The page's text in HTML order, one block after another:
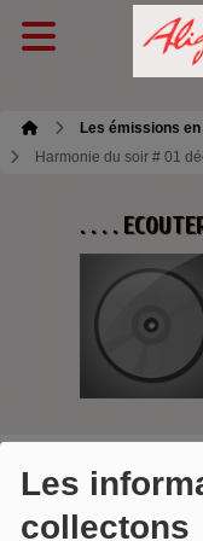
Les
collectons
Les émissions
Harmonie du soir # 01
. . . .
HARMONIE